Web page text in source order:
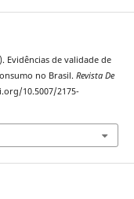
Evidências de validade de
no Brasil. Revista De
10.5007/2175-